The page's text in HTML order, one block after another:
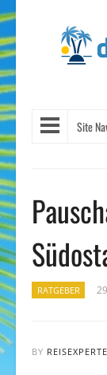
Site
RATGEBER
BY REISEXPERTE